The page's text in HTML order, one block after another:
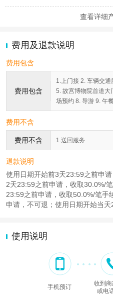
查看详细
费用及退款说明
费用包含
费用包含
1.上门接 2. 车辆交
5. 故宫博物院首道大
场预约 8. 导游 9. 午餐
费用不含
费用不含 1.送回服务
退款说明
使用日期开始前3天23:59之前申
2天23:59之前申请，收取30.0%/
23:59之前申请，收取50.0%/笔手
申请，不可退；使用日期开始当天
使用说明
手机预订
收到
或电